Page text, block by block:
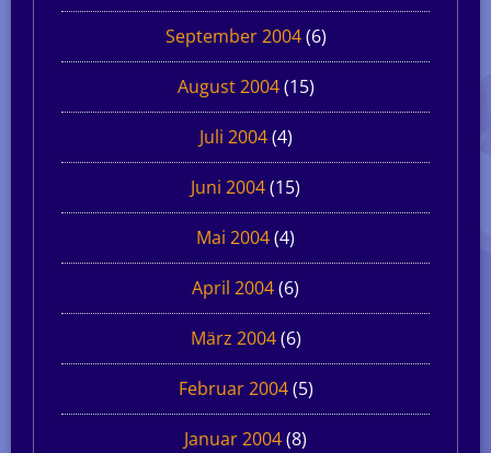
September 2004(6)
August 2004(15)
Juli 2004(4)
Juni 2004(15)
Mai 2004(4)
April 2004(6)
März 2004(6)
Februar 2004(5)
Januar 2004(8)